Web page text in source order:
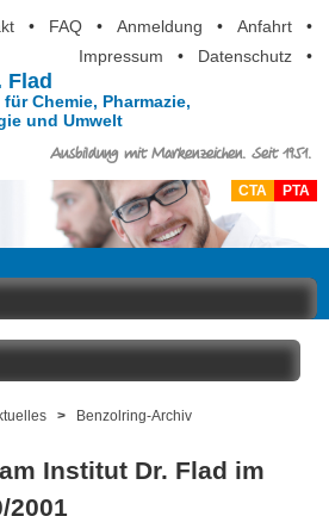
• FAQ • Anmeldung • Anfahrt
•
Impressum
• Datenschutz •
Flad
Chemie, Pharmazie,
und Umwelt
Ausbildung mit Markenzeichen. Seit 1951.
CTA PTA
> Benzolring-Archiv
Institut Dr. Flad im
2001